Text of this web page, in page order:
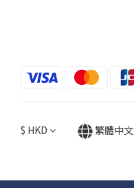
$ HKD 繁體中文